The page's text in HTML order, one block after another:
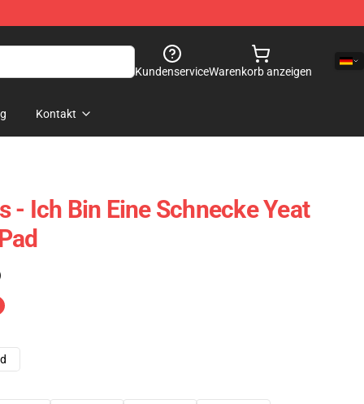
KundenserviceWarenkorb anzeigen
Kontakt
- Ich Bin Eine Schnecke Yeat